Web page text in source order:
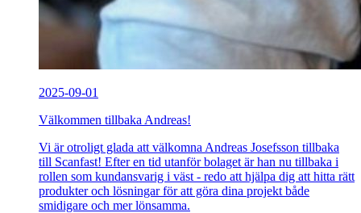
2025-09-01
Välkommen tillbaka Andreas!
Vi är otroligt glada att välkomna Andreas Josefsson tillbaka
till Scanfast! Efter en tid utanför bolaget är han nu tillbaka i
rollen som kundansvarig i väst - redo att hjälpa dig att hitta rätt
produkter och lösningar för att göra dina projekt både
smidigare och mer lönsamma.